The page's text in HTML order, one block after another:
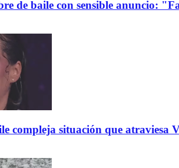
de baile con sensible anuncio:
compleja situación que